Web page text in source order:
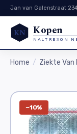
Jan van Galenstraat 234
KN Kopen
NALTREXON
Home Ziekte Van
−10%